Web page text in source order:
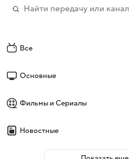
Все
Основные
Фильмы и Сериалы
Новостные